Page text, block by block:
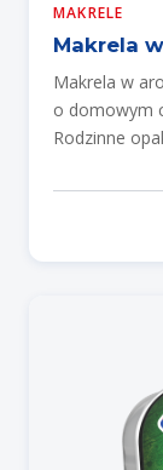
MAKRELE
Makrela
Makrela w
o domowym
Rodzinne